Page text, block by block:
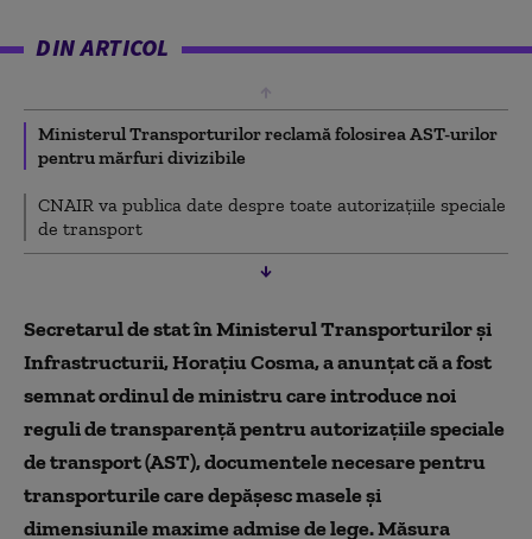
DIN ARTICOL
Ministerul Transporturilor reclamă folosirea AST-urilor
pentru mărfuri divizibile
CNAIR va publica date despre toate autorizațiile speciale
de transport
Secretarul de stat în Ministerul Transporturilor și
Infrastructurii, Horațiu Cosma, a anunțat că a fost
semnat ordinul de ministru care introduce noi
reguli de transparență pentru autorizațiile speciale
de transport (AST), documentele necesare pentru
transporturile care depășesc masele și
dimensiunile maxime admise de lege. Măsura